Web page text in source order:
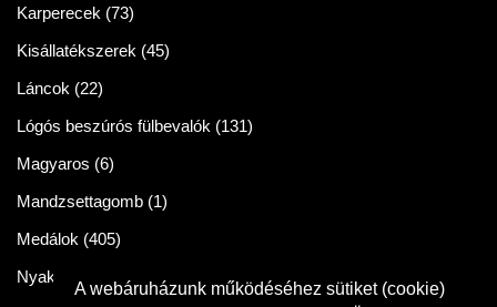
Karperecek (73)
Kisállatékszerek (45)
Láncok (22)
Lógós beszúrós fülbevalók (131)
Magyaros (6)
Mandzsettagomb (1)
Medálok (405)
Nyakláncok
(86)
A webáruházunk működéséhez sütiket (cookie)